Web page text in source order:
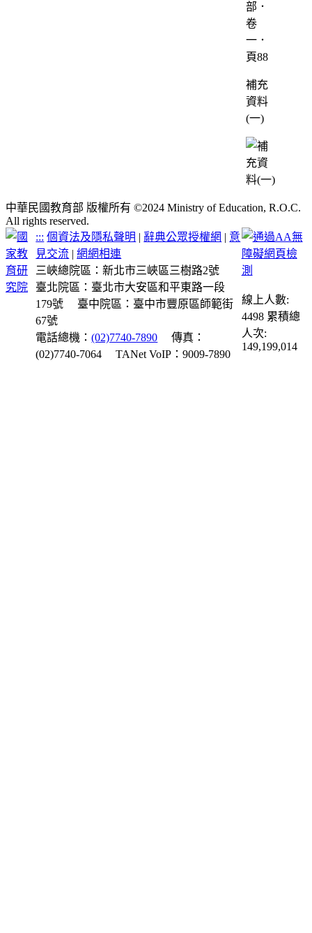
部．
卷
一．
頁88
補充
資料
(一)
中華民國教育部 版權所有 ©2024 Ministry of Education, R.O.C.
All rights reserved.
::: 個資法及隱私聲明 | 辭典公眾授權網 | 意
見交流 |網網相連
三峽總院區：新北市三峽區三樹路2號
臺北院區：臺北市大安區和平東路一段
179號
臺中院區：臺中市豐原區師範街
67號
電話總機：(02)7740-7890
傳真：
(02)7740-7064
TANet VoIP：9009-7890
線上人數:
4498 累積總
人次:
149,199,014